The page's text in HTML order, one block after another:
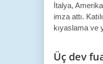
İtalya,
imza attı.
kıyaslama ve
Üç dev